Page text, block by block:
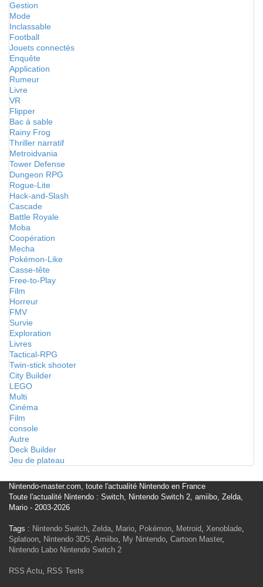
Gestion
Mode
Inclassable
Football
Jouets connectés
Enquête
Application
Rumeur
Livre
VR
Flipper
Bac à sable
Rainy Frog
Thriller narratif
Metroidvania
Tower Defense
Dungeon RPG
Rogue-Lite
Hack-and-Slash
Cascade
Battle Royale
Moba
Coopération
Mecha
Pokémon-Like
Casse-tête
Free-to-Play
Film
Horreur
FMV
Survie
Exploration
Livres
Tactical-RPG
Twin-stick shooter
City Builder
LEGO
Multi
Cinéma
Film
console
Autre
Deck Builder
Jeu de plateau
Nintendo-master.com, toute l'actualité Nintendo en France
Toute l'actualité Nintendo : Switch, Nintendo Switch 2, amiibo, Zelda,
Mario - 2003-2026
Tags : Nintendo Switch, Zelda, Mario, Pokémon, Metroid, Xenoblade,
Splatoon, Nintendo 3DS, Amiibo, My Nintendo, Cartoon Master,
Nintendo Labo Nintendo Switch 2
RSS Actu, RSS Tests